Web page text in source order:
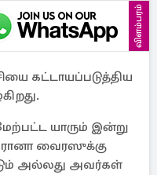
விளம்பரம்
கட்டாயப்படுத்திய
யாரும் இன்று
வைரஸுக்கு
அல்லது அவர்கள்